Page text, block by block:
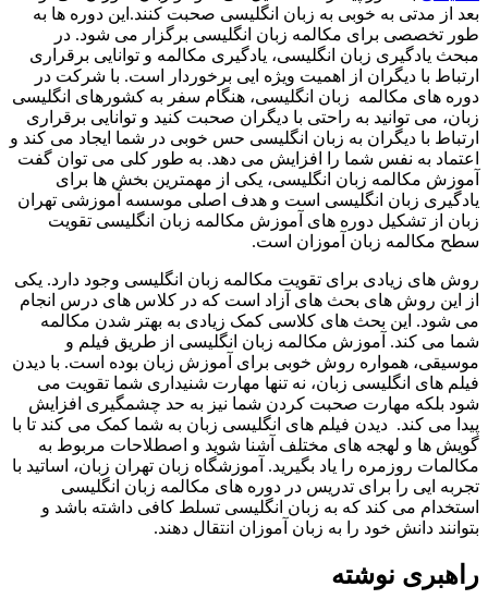
بعد از مدتی به خوبی به زبان انگلیسی صحبت کنند.این دوره ها به
طور تخصصی برای مکالمه زبان انگلیسی برگزار می شود. در
مبحث یادگیری زبان انگلیسی، یادگیری مکالمه و توانایی برقراری
ارتباط با دیگران از اهمیت ویژه ایی برخوردار است. با شرکت در
دوره های مکالمه زبان انگلیسی، هنگام سفر به کشورهای انگلیسی
زبان، می توانید به راحتی با دیگران صحبت کنید و توانایی برقراری
ارتباط با دیگران به زبان انگلیسی حس خوبی در شما ایجاد می کند و
اعتماد به نفس شما را افزایش می دهد. به طور کلی می توان گفت
آموزش مکالمه زبان انگلیسی، یکی از مهمترین بخش ها برای
یادگیری زبان انگلیسی است و هدف اصلی موسسه آموزشی تهران
زبان از تشکیل دوره های آموزش مکالمه زبان انگلیسی تقویت
سطح مکالمه زبان آموزان است.
روش های زیادی برای تقویت مکالمه زبان انگلیسی وجود دارد. یکی
از این روش های بحث های آزاد است که در کلاس های درس انجام
می شود. این بحث های کلاسی کمک زیادی به بهتر شدن مکالمه
شما می کند. آموزش مکالمه زبان انگلیسی از طریق فیلم و
موسیقی، همواره روش خوبی برای آموزش زبان بوده است. با دیدن
فیلم های انگلیسی زبان، نه تنها مهارت شنیداری شما تقویت می
شود بلکه مهارت صحبت کردن شما نیز به حد چشمگیری افزایش
پیدا می کند. دیدن فیلم های انگلیسی زبان به شما کمک می کند تا با
گویش ها و لهجه های مختلف آشنا شوید و اصطلاحات مربوط به
مکالمات روزمره را یاد بگیرید. آموزشگاه زبان تهران زبان، اساتید با
تجربه ایی را برای تدریس در دوره های مکالمه زبان انگلیسی
استخدام می کند که به زبان انگلیسی تسلط کافی داشته باشد و
بتوانند دانش خود را به زبان آموزان انتقال دهند.
راهبری نوشته